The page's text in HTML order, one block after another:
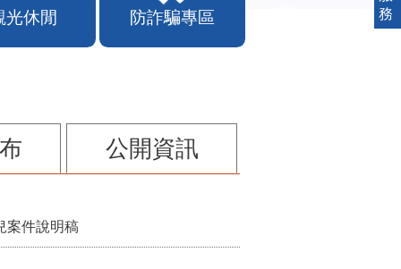
光休閒 防詐騙專區
公開資訊
案件說明稿
務